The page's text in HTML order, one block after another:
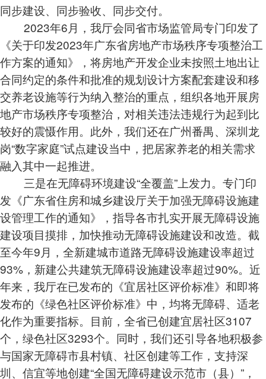
同步建设、同步验收、同步交付。
2023年6月，我厅会同省市场监管局专门印发了
《关于印发2023年广东省房地产市场秩序专项整治工
作方案的通知》，将房地产开发企业未按照土地出让
合同约定的条件和批准的规划设计方案配套建设和移
交养老设施等行为纳入整治的重点，组织各地开展房
地产市场秩序专项整治，对相关违法违规行为起到比
较好的震慑作用。此外，我们还在广州番禺、深圳龙
岗“数字家庭”试点建设当中，把居家养老的相关需求
融入其中一起推进。
三是在无障碍环境建设“全覆盖”上发力。专门印
发《广东省住房和城乡建设厅关于加强无障碍设施建
设管理工作的通知》，指导各市扎实开展无障碍设施
建设项目摸排，加快推动无障碍设施建设和改造。截
至今年9月，全新建城市道路无障碍设施建设率超过
93%，新建公共建筑无障碍设施建设率超过90%。近
年来，我厅在已发布的《宜居社区评价标准》和即将
发布的《绿色社区评价标准》中，均将无障碍、适老
化作为重要指标。目前，全省已创建宜居社区3107
个，绿色社区3293个。同时，我们还引导各地积极参
与国家无障碍市县村镇、社区创建等工作，支持深
圳、信宜等地创建“全国无障碍建设示范市（县）”，